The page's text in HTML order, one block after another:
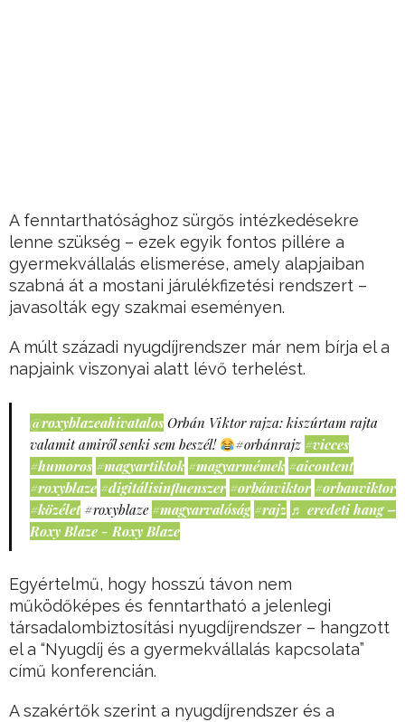
A fenntarthatósághoz sürgős intézkedésekre
lenne szükség – ezek egyik fontos pillére a
gyermekvállalás elismerése, amely alapjaiban
szabná át a mostani járulékfizetési rendszert –
javasolták egy szakmai eseményen.
A múlt századi nyugdíjrendszer már nem bírja el a
napjaink viszonyai alatt lévő terhelést.
@roxyblazeahivatalos Orbán Viktor rajza: kiszúrtam rajta
valamit amiről senki sem beszél!
#orbánrajz #vicces
#humoros #magyartiktok #magyarmémek #aicontent
#roxyblaze #digitálisinfluenszer #orbánviktor #orbanviktor
#közélet #roxyblaze #magyarvalóság #rajz ♬ eredeti hang –
Roxy Blaze - Roxy Blaze
Egyértelmű, hogy hosszú távon nem
működőképes és fenntartható a jelenlegi
társadalombiztosítási nyugdíjrendszer – hangzott
el a “Nyugdíj és a gyermekvállalás kapcsolata”
című konferencián.
A szakértők szerint a nyugdíjrendszer és a